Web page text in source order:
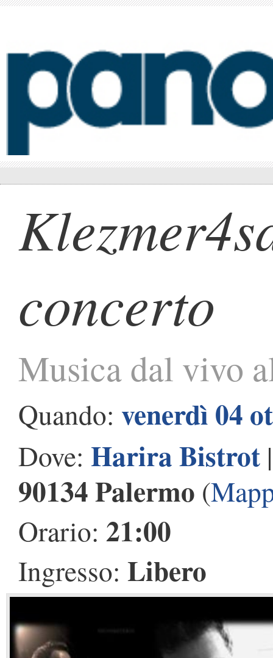
concerto
Musica dal vivo
Quando: venerdì 04
Dove: Harira Bistrot
90134 Palermo (
Orario: 21:00
Ingresso: Libero